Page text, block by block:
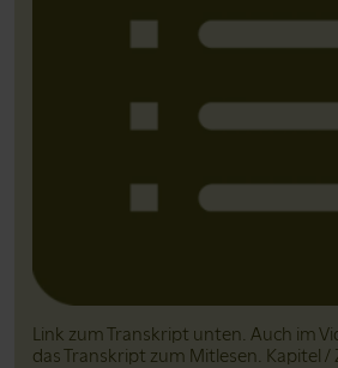
Link zum Transkript unten. Auch im
das Transkript zum Mitlesen. Kapitel /